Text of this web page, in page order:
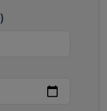
)